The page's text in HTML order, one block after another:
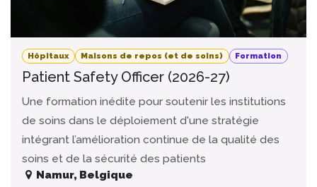
Hôpitaux Maisons de repos (et de soins) Formation
Patient Safety Officer (2026-27)
Une formation inédite pour soutenir les institutions
de soins dans le déploiement d'une stratégie
intégrant l’amélioration continue de la qualité des
soins et de la sécurité des patients
Namur, Belgique